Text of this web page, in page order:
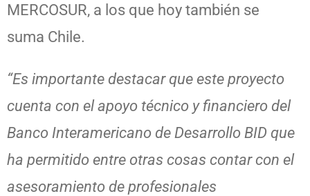
MERCOSUR, a los que hoy también se
suma Chile.
“Es importante destacar que este proyecto
cuenta con el apoyo técnico y financiero del
Banco Interamericano de Desarrollo BID que
ha permitido entre otras cosas contar con el
asesoramiento de profesionales